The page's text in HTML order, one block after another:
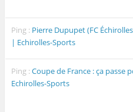
Ping : Pierre Dupupet (FC
| Echirolles-Sports
Ping :Coupe de France : ça passe
Echirolles-Sports